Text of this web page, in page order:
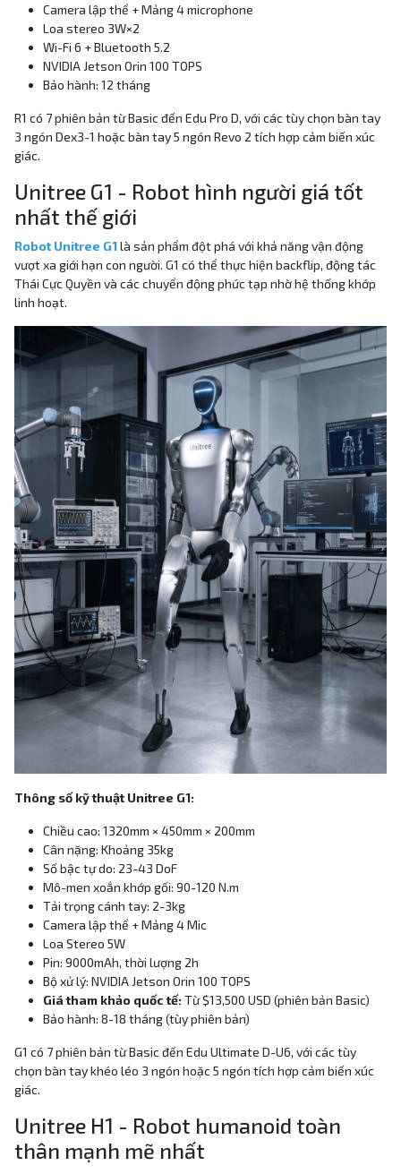
Camera lập thể + Mảng 4 microphone
Loa stereo 3W×2
Wi-Fi 6 + Bluetooth 5.2
NVIDIA Jetson Orin 100 TOPS
Bảo hành: 12 tháng
R1 có 7 phiên bản từ Basic đến Edu Pro D, với các tùy chọn bàn tay
3 ngón Dex3-1 hoặc bàn tay 5 ngón Revo 2 tích hợp cảm biến xúc
giác.
Unitree G1 - Robot hình người giá tốt
nhất thế giới
Robot Unitree G1là sản phẩm đột phá với khả năng vận động
vượt xa giới hạn con người. G1 có thể thực hiện backflip, động tác
Thái Cực Quyền và các chuyển động phức tạp nhờ hệ thống khớp
linh hoạt.
Thông số kỹ thuật Unitree G1:
Chiều cao: 1320mm × 450mm × 200mm
Cân nặng: Khoảng 35kg
Số bậc tự do: 23-43 DoF
Mô-men xoắn khớp gối: 90-120 N.m
Tải trọng cánh tay: 2-3kg
Camera lập thể + Mảng 4 Mic
Loa Stereo 5W
Pin: 9000mAh, thời lượng 2h
Bộ xử lý: NVIDIA Jetson Orin 100 TOPS
Giá tham khảo quốc tế: Từ $13,500 USD (phiên bản Basic)
Bảo hành: 8-18 tháng (tùy phiên bản)
G1 có 7 phiên bản từ Basic đến Edu Ultimate D-U6, với các tùy
chọn bàn tay khéo léo 3 ngón hoặc 5 ngón tích hợp cảm biến xúc
giác.
Unitree H1 - Robot humanoid toàn
thân mạnh mẽ nhất